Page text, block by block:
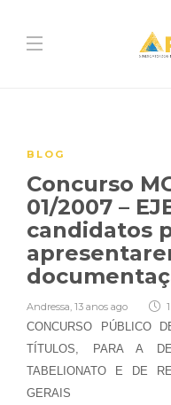
BLOG
Concurso
01/2007 –
candidatos
Andressa, 13 anos ago
CONCURSO PÚBLICO
TÍTULOS, PARA A
TABELIONATO E DE
GERAIS